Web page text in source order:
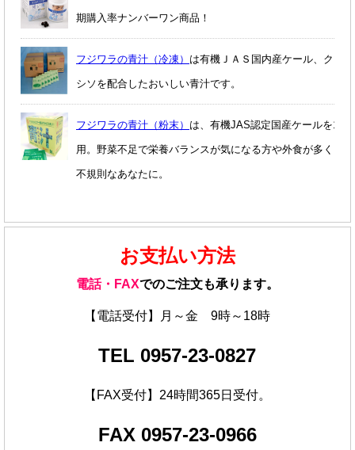
期購入率ナンバーワン商品！
フジワラの青汁（冷凍） は有機ＪＡＳ国内産ケール、クマ
シソを配合したおいしい青汁です。
フジワラの青汁（粉末） は、有機JAS認定国産ケールを100
用。野菜不足で栄養バランスが気になる方や外食が多く、
不規則なあなたに。
お支払い方法
電話・FAXでのご注文も承ります。
【電話受付】月～金 9時～18時
TEL 0957-23-0827
【FAX受付】24時間365日受付。
FAX 0957-23-0966